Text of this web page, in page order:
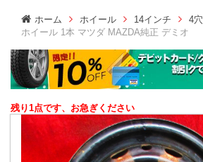
i
o
n
ホーム ホイール 14インチ 4穴
ホイール 1本 マツダ MAZDA純正 デミオ
残り1点です、お急ぎください